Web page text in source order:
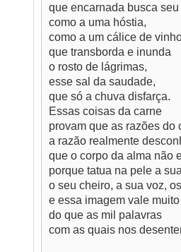
que encarnada busca
como a uma hóstia,
como a um cálice de
que transborda e inunda
o rosto de lágrimas,
esse sal da saudade,
que só a chuva disfarça.
Essas coisas da carne
provam que as razões do
a razão realmente
que o corpo da alma não
porque tatua na pele a
o seu cheiro, a sua voz,
e essa imagem vale
do que as mil palavras
com as quais nos